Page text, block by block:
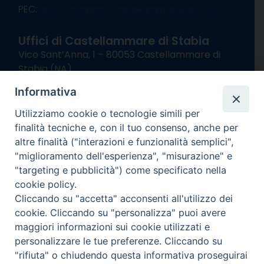
PEC:
Uffici di Castellammare di Stabia
Vico Sant’Anna, 1 – 80053 Castellammare di
Stabia (NA)
Giorni ed Orari Apertura Uffici:
Lunedì e Mercoledì ore 09:00 – 13:00
Uffici Matrimoni:
Lunedì e Mercoledì ore 09:30 – 12:30
seguici su
Channel
Informativa Privacy
COPYRIGHT © 2013-2025
Informativa
Utilizziamo cookie o tecnologie simili per
finalità tecniche e, con il tuo consenso, anche per
altre finalità ("interazioni e funzionalità semplici",
"miglioramento dell'esperienza", "misurazione" e
"targeting e pubblicità") come specificato nella
cookie policy.
Cliccando su "accetta" acconsenti all'utilizzo dei
cookie. Cliccando su "personalizza" puoi avere
maggiori informazioni sui cookie utilizzati e
personalizzare le tue preferenze. Cliccando su
"rifiuta" o chiudendo questa informativa proseguirai